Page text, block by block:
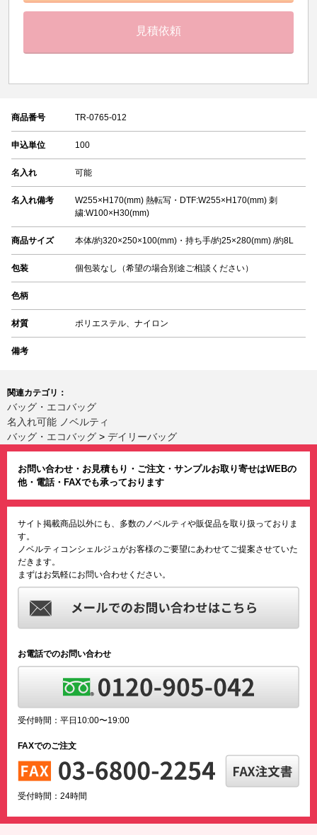
見積依頼
商品番号 TR-0765-012
申込単位 100
名入れ 可能
名入れ備考
W255×H170(mm) 熱転写・DTF:W255×H170(mm) 刺
繍:W100×H30(mm)
商品サイズ 本体/約320×250×100(mm)・持ち手/約25×280(mm) /約8L
包装 個包装なし（希望の場合別途ご相談ください）
色柄
材質 ポリエステル、ナイロン
備考
関連カテゴリ：
バッグ・エコバッグ
名入れ可能 ノベルティ
バッグ・エコバッグ > デイリーバッグ
お問い合わせ・お見積もり・ご注文・サンプルお取り寄せはWEBの
他・電話・FAXでも承っております
サイト掲載商品以外にも、多数のノベルティや販促品を取り扱っておりま
す。
ノベルティコンシェルジュがお客様のご要望にあわせてご提案させていた
だきます。
まずはお気軽にお問い合わせください。
お電話でのお問い合わせ
受付時間：平日10:00〜19:00
FAXでのご注文
受付時間：24時間